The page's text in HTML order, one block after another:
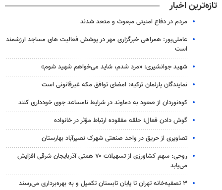
تازه‌ترین اخبار
مردم در دفاع امنیتی مبعوث و متحد شدند
عاملی‌پور: همراهی خبرگزاری مهر در پوشش فعالیت های مساجد ارزشمند
است
شهید جوانشیری: «مرد شدم، شاید می‌خواهم شهید شوم»
نمایندگان پارلمان ترکیه: امضای توافق مکه غیرقانونی است
کوه‌نوردان از صعود به دماوند در شرایط نامساعد جوی خودداری کنند
گوش دادن فعال؛ حلقه مفقوده ارتباط مؤثر در خانواده
تصاویری از حریق در واحد صنعتی شهرک نصیرآباد بهارستان
روحی: سهم کشاورزی از تسهیلات ۷۰ همتی آذربایجان شرقی افزایش
می‌یابد
۳ ﺗﺼﻔﻴﻪ‌ﺧﺎﻧﻪ‌ تهران تا پایان تابستان تکمیل و به بهره‌برداری می‌رسند